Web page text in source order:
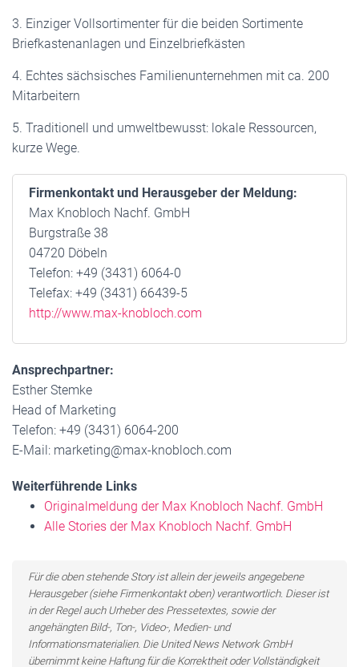
3. Einziger Vollsortimenter für die beiden Sortimente
Briefkastenanlagen und Einzelbriefkästen
4. Echtes sächsisches Familienunternehmen mit ca. 200
Mitarbeitern
5. Traditionell und umweltbewusst: lokale Ressourcen,
kurze Wege.
Firmenkontakt und Herausgeber der Meldung:
Max Knobloch Nachf. GmbH
Burgstraße 38
04720 Döbeln
Telefon: +49 (3431) 6064-0
Telefax: +49 (3431) 66439-5
http://www.max-knobloch.com
Ansprechpartner:
Esther Stemke
Head of Marketing
Telefon: +49 (3431) 6064-200
E-Mail: marketing@max-knobloch.com
Weiterführende Links
Originalmeldung der Max Knobloch Nachf. GmbH
Alle Stories der Max Knobloch Nachf. GmbH
Für die oben stehende Story ist allein der jeweils angegebene
Herausgeber (siehe Firmenkontakt oben) verantwortlich. Dieser ist
in der Regel auch Urheber des Pressetextes, sowie der
angehängten Bild-, Ton-, Video-, Medien- und
Informationsmaterialien. Die United News Network GmbH
übernimmt keine Haftung für die Korrektheit oder Vollständigkeit